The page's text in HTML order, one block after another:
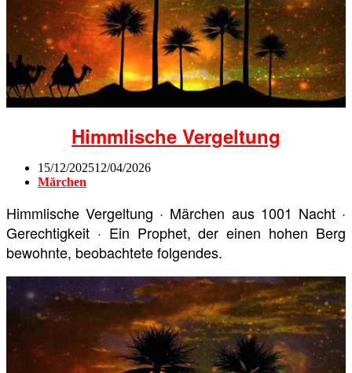
Himmlische Vergeltung
15/12/202512/04/2026
Märchen
Himmlische Vergeltung · Märchen aus 1001 Nacht ·
Gerechtigkeit · Ein Prophet, der einen hohen Berg
bewohnte, beobachtete folgendes.